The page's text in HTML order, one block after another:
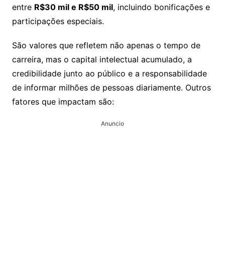
entre R$30 mil e R$50 mil, incluindo bonificações e
participações especiais.
São valores que refletem não apenas o tempo de
carreira, mas o capital intelectual acumulado, a
credibilidade junto ao público e a responsabilidade
de informar milhões de pessoas diariamente. Outros
fatores que impactam são:
Anuncio